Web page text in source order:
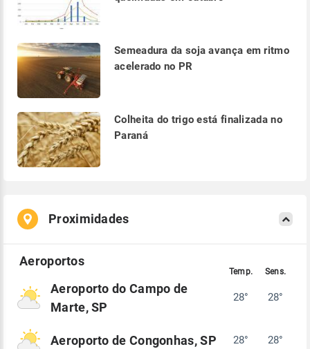
Semeadura da soja avança em ritmo
acelerado no PR
Colheita do trigo está finalizada no
Paraná
Proximidades
Aeroporto do Campo de
Marte, SP
28° 28°
Aeroporto de Congonhas, SP 28° 28°